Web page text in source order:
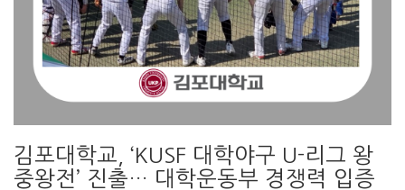
김포대학교, ‘KUSF 대학야구 U-리그 왕
중왕전’ 진출… 대학운동부 경쟁력 입증